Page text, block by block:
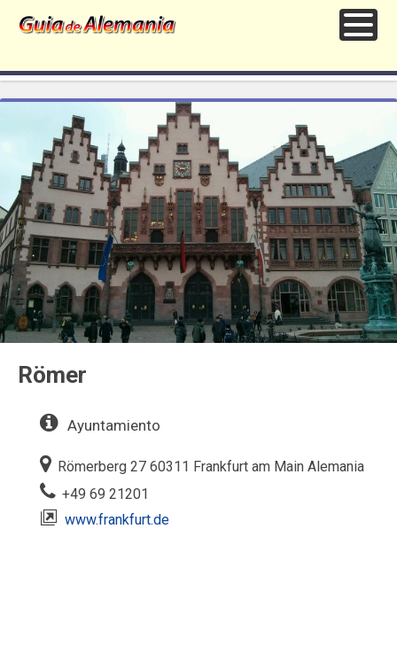
Römer
Ayuntamiento
Römerberg 27 60311 Frankfurt am Main Alemania‎
+49 69 21201
www.frankfurt.de